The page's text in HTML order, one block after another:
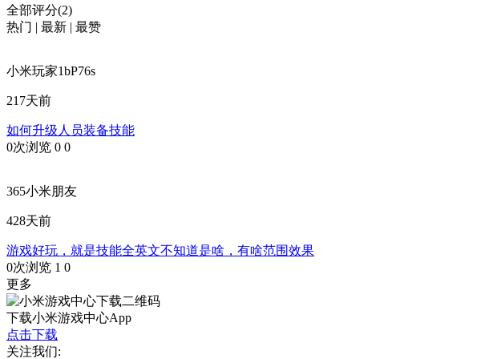
全部评分(2)
热门 | 最新 | 最赞
小米玩家1bP76s
217天前
如何升级人员装备技能
0次浏览 0 0
365小米朋友
428天前
游戏好玩，就是技能全英文不知道是啥，有啥范围效果
0次浏览 1 0
更多
下载小米游戏中心App
点击下载
关注我们: